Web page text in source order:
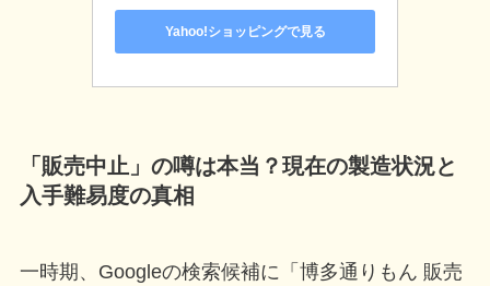
Yahoo!ショッピングで見る
「販売中止」の噂は本当？現在の製造状況と
入手難易度の真相
一時期、Googleの検索候補に「博多通りもん 販売